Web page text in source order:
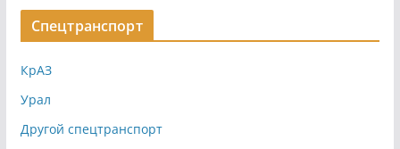
Спецтранспорт
КрАЗ
Урал
Другой спецтранспорт